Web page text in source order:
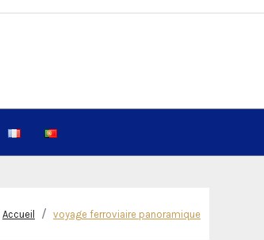
Accueil voyage ferroviaire panoramique